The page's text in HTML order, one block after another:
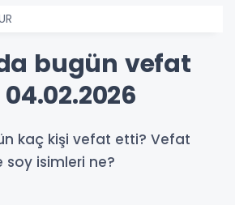
bugün vefat
kaç kişi vefat etti? Vefat
soy isimleri ne?